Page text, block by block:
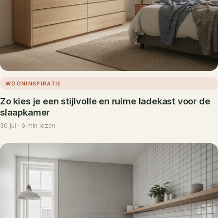
WOONINSPIRATIE
Zo kies je een stijlvolle en ruime ladekast voor de
slaapkamer
30 jul · 6 min lezen